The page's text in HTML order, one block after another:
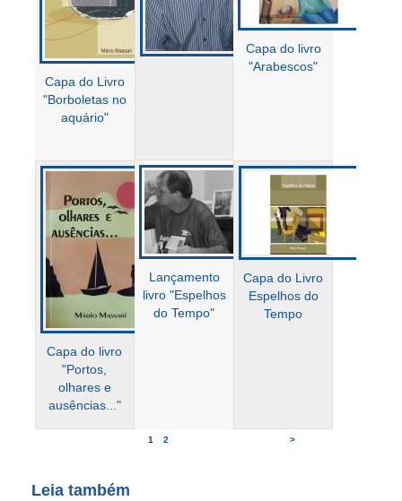
Capa do Livro
"Borboletas no
aquário"
Capa do livro
"Arabescos"
Capa do livro
"Portos,
olhares e
ausências..."
Lançamento
livro "Espelhos
do Tempo"
Capa do Livro
Espelhos do
Tempo
1 2 >
Leia também